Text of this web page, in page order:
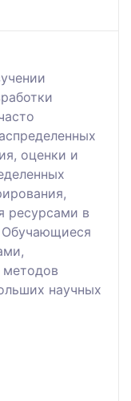
оценки и
ресурсами в
Обучающиеся
методов
научных